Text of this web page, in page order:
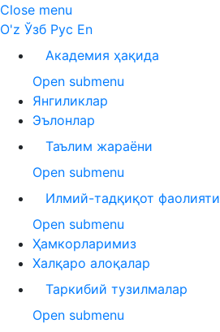
Close menu
O'z Ўзб Рус En
Академия ҳақида
Open submenu
Янгиликлар
Эълонлар
Таълим жараёни
Open submenu
Илмий-тадқиқот фаолияти
Open submenu
Ҳамкорларимиз
Халқаро алоқалар
Таркибий тузилмалар
Open submenu